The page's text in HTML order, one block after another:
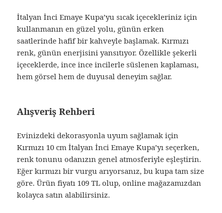
İtalyan İnci Emaye Kupa’yu sıcak içecekleriniz için
kullanmanın en güzel yolu, günün erken
saatlerinde hafif bir kahveyle başlamak. Kırmızı
renk, günün enerjisini yansıtıyor. Özellikle şekerli
içeceklerde, ince ince incilerle süslenen kaplaması,
hem görsel hem de duyusal deneyim sağlar.
Alışveriş Rehberi
Evinizdeki dekorasyonla uyum sağlamak için
Kırmızı 10 cm İtalyan İnci Emaye Kupa’yı seçerken,
renk tonunu odanızın genel atmosferiyle eşleştirin.
Eğer kırmızı bir vurgu arıyorsanız, bu kupa tam size
göre. Ürün fiyatı 109 TL olup, online mağazamızdan
kolayca satın alabilirsiniz.